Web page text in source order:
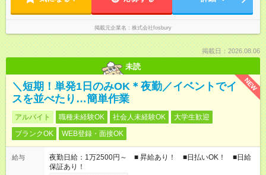
掲載元企業名 株式会社fosbury
掲載日：2026.08.06
未読
NEW
＼短期！単発1日のみOK＊夜勤／イベントでイ
スを並べたり…簡単作業
アルバイト 職種未経験OK 社会人未経験OK
大学生歓迎
ブランクOK
WEB登録・面接OK
給与
夜勤日給：1万2500円～ ■ 昇給あり！ ■日払いOK！ ■日給
保証あり！